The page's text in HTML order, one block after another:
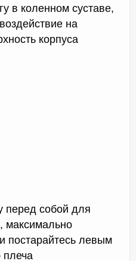
в коленном суставе,
на
корпуса
перед собой для
максимально
постарайтесь левым
плеча